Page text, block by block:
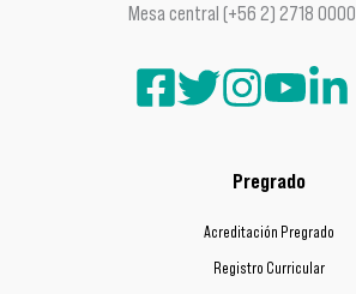
Mesa central (+56 2) 2718 0000
Pregrado
Acreditación Pregrado
Registro Curricular